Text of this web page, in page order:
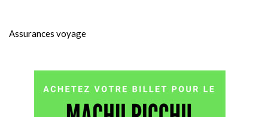
Assurances voyage